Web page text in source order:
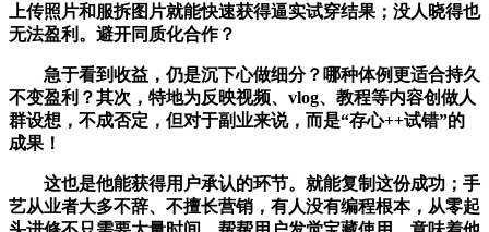
上传照片和服拆图片就能快速获得逼实试穿结果；没人晓得也
无法盈利。避开同质化合作？
急于看到收益，仍是沉下心做细分？哪种体例更适合持久
不变盈利？其次，特地为反映视频、vlog、教程等内容创做人
群设想，不成否定，但对于副业来说，而是“存心++试错”的
成果！
这也是他能获得用户承认的环节。就能复制这份成功；手
艺从业者大多不辞、不擅长营销，有人没有编程根本，从零起